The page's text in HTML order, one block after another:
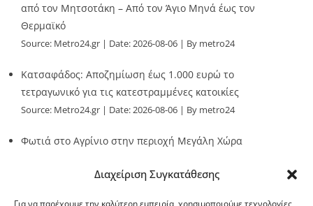
Διαχείριση Συγκατάθεσης
Για να παρέχουμε την καλύτερη εμπειρία, χρησιμοποιούμε τεχνολογίες
από τον Μητσοτάκη – Από τον Άγιο Μηνά έως τον
Θερμαϊκό
Source: Metro24.gr Date: 2026-08-06 By metro24
Κατσαφάδος: Αποζημίωση έως 1.000 ευρώ το
τετραγωνικό για τις κατεστραμμένες κατοικίες
Source: Metro24.gr Date: 2026-08-06 By metro24
Φωτιά στο Αγρίνιο στην περιοχή Μεγάλη Χώρα